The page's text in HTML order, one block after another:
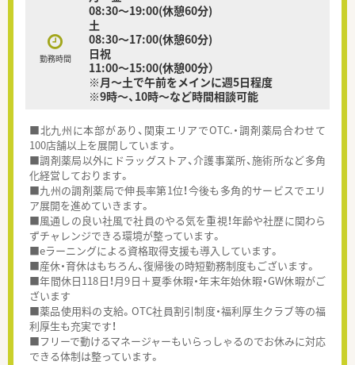
勤務時間
08:30～19:00(休憩60分)
土
08:30～17:00(休憩60分)
日祝
11:00～15:00(休憩00分）
※月～土で午前をメインに週5日程度
※9時～、10時～など時間相談可能
■北九州に本部があり、関東エリアでOTC.・調剤薬局合わせて
100店舗以上を展開しています。
■調剤薬局以外にドラッグストア、介護事業所、施術所など多角
化経営しております。
■九州の調剤薬局で伸長率第1位！今後も多角的サービスでエリ
ア展開を進めていきます。
■風通しの良い社風で社員のやる気を重視！年齢や社歴に関わら
ずチャレンジできる環境が整っています。
■eラーニングによる資格取得支援も導入しています。
■産休・育休はもちろん、復帰後の時短勤務制度もございます。
■年間休日118日！月9日＋夏季休暇・年末年始休暇・GW休暇がご
ざいます
■薬品使用料の支給。OTC社員割引制度・福利厚生クラブ等の福
利厚生も充実です！
■フリーで動けるマネージャーもいらっしゃるのでお休みに対応
できる体制は整っています。